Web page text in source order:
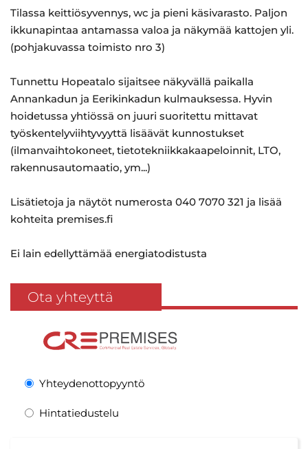
Tilassa keittiösyvennys, wc ja pieni käsivarasto. Paljon
ikkunapintaa antamassa valoa ja näkymää kattojen yli.
(pohjakuvassa toimisto nro 3)
Tunnettu Hopeatalo sijaitsee näkyvällä paikalla
Annankadun ja Eerikinkadun kulmauksessa. Hyvin
hoidetussa yhtiössä on juuri suoritettu mittavat
työskentelyviihtyvyyttä lisäävät kunnostukset
(ilmanvaihtokoneet, tietotekniikkakaapeloinnit, LTO,
rakennusautomaatio, ym...)
Lisätietoja ja näytöt numerosta 040 7070 321 ja lisää
kohteita premises.fi
Ei lain edellyttämää energiatodistusta
Ota yhteyttä
Yhteydenottopyyntö
Hintatiedustelu